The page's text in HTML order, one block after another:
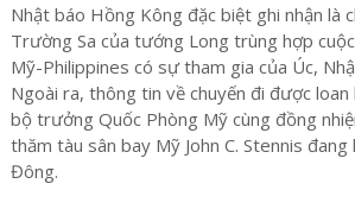
Nhật báo Hồng Kông đặc biệt ghi nhận là
Trường Sa của tướng Long trùng hợp
Mỹ-Philippines có sự tham gia của Úc,
Ngoài ra, thông tin về chuyến đi được
bộ trưởng Quốc Phòng Mỹ cùng đồng
thăm tàu sân bay Mỹ John C. Stennis
Đông.